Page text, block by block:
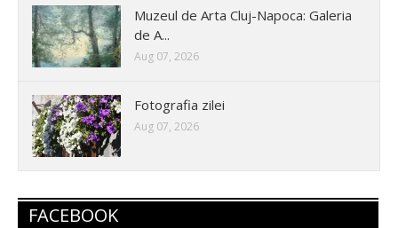
Muzeul de Arta Cluj-Napoca: Galeria
de A...
Aug 07, 2026
Fotografia zilei
Aug 07, 2026
FACEBOOK